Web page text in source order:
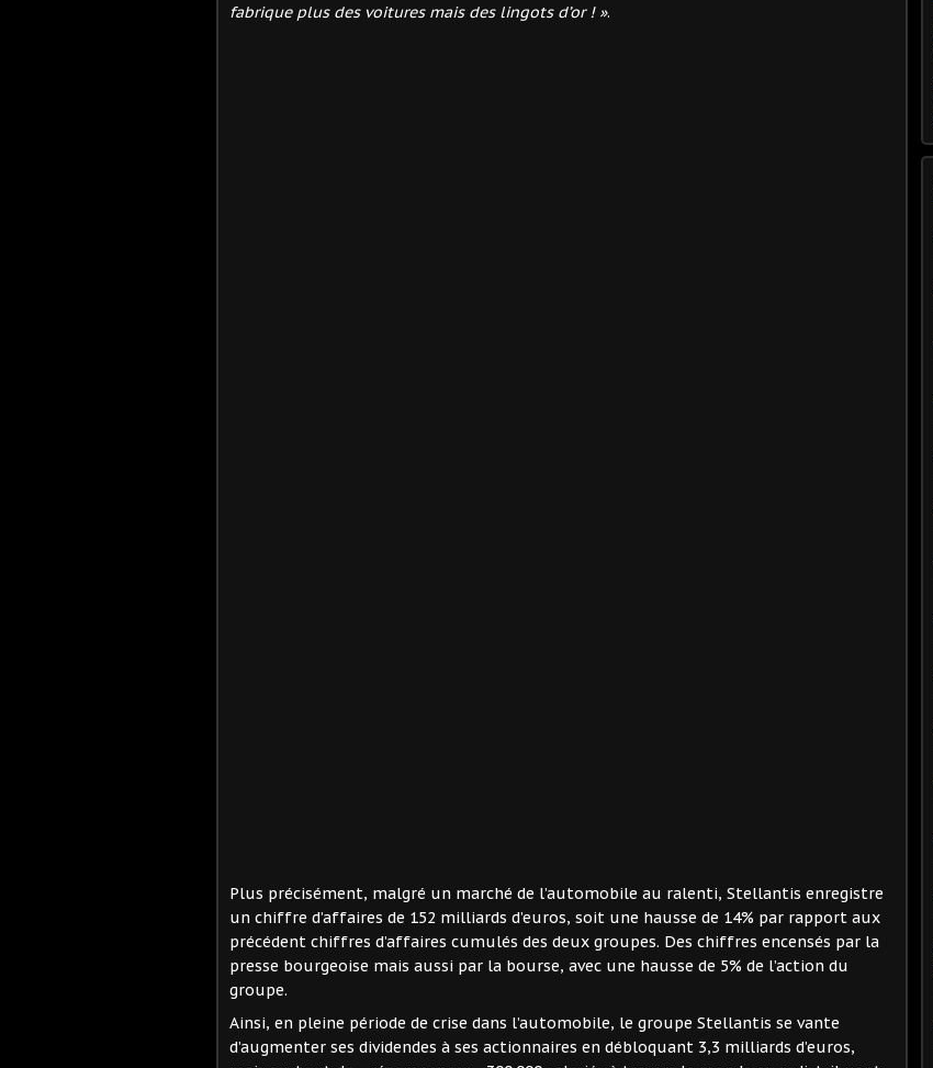
fabrique plus des voitures mais des lingots d’or ! ».
Plus précisément, malgré un marché de l’automobile au ralenti, Stellantis enregistre
un chiffre d’affaires de 152 milliards d’euros, soit une hausse de 14% par rapport aux
précédent chiffres d’affaires cumulés des deux groupes. Des chiffres encensés par la
presse bourgeoise mais aussi par la bourse, avec une hausse de 5% de l’action du
groupe.
Ainsi, en pleine période de crise dans l’automobile, le groupe Stellantis se vante
d’augmenter ses dividendes à ses actionnaires en débloquant 3,3 milliards d’euros,